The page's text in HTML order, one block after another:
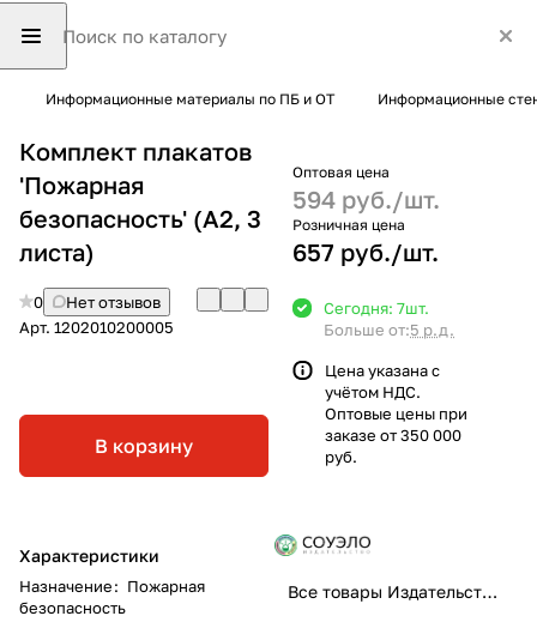
Информационные материалы по ПБ и ОТ Информационные
Комплект плакатов
'Пожарная
безопасность' (А2, 3
листа)
0
Нет отзывов
Арт. 1202010200005
В корзину
Характеристики
Назначение: Пожарная
безопасность
Оптовая цена
594 руб./шт.
Розничная цена
657 руб./шт.
Сегодня: 7шт.
Больше от:5 р.д.
Цена указана с
учётом НДС.
Оптовые цены при
заказе от 350 000
руб.
Все товары Издательство Соуэло